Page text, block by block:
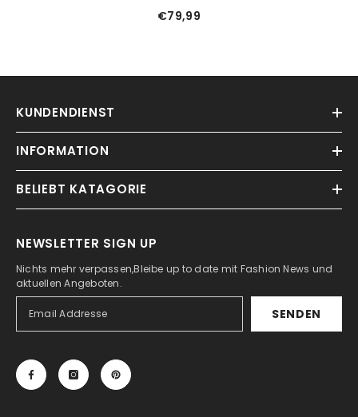
Partykleider Günstig
€79,99
KUNDENDIENST
INFORMATION
BELIEBT KATAGORIE
NEWSLETTER SIGN UP
Nichts mehr verpassen,Bleibe up to date mit Fashion News und
aktuellen Angeboten.
SENDEN